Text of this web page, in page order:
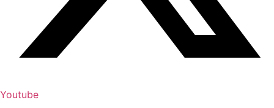
Youtube